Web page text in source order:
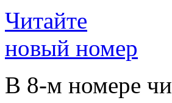
Читайте
новый номер
В 8-м номере